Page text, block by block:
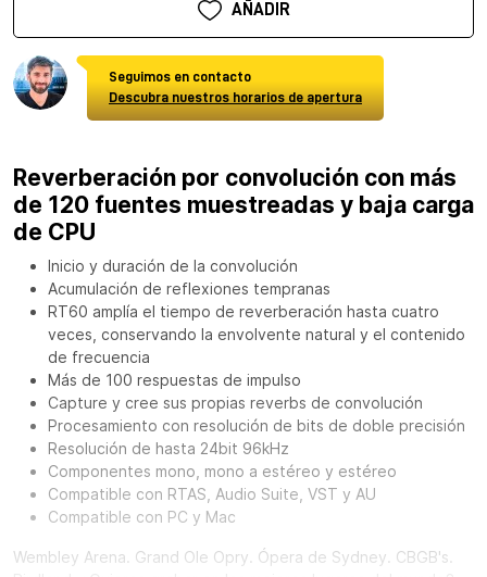
AÑADIR
Seguimos en contacto
Descubra nuestros horarios de apertura
Reverberación por convolución con más
de 120 fuentes muestreadas y baja carga
de CPU
Inicio y duración de la convolución
Acumulación de reflexiones tempranas
RT60 amplía el tiempo de reverberación hasta cuatro
veces, conservando la envolvente natural y el contenido
de frecuencia
Más de 100 respuestas de impulso
Capture y cree sus propias reverbs de convolución
Procesamiento con resolución de bits de doble precisión
Resolución de hasta 24bit 96kHz
Componentes mono, mono a estéreo y estéreo
Compatible con RTAS, Audio Suite, VST y AU
Compatible con PC y Mac
Wembley Arena. Grand Ole Opry. Ópera de Sydney. CBGB's.